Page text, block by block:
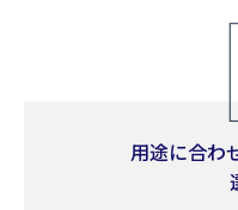
用途に合わ